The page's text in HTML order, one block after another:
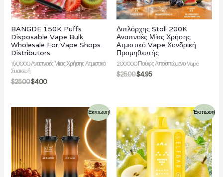
BANGDE 150K Puffs
Disposable Vape Bulk
Wholesale For Vape Shops
Distributors
150000 Αναπνοές Μιας Χρήσης Ατμιστικό
Συσκευή
$25.00$4.00
Διπλόρχης Stoll 200K
Αναπνοές Μίας Χρήσης
Ατμιστικό Vape Χονδρική
Προμηθευτής
200000 Πούφς Αποσπώμενο Vape
$25.00$4.95
Έκπτωση! Έκπτωση!